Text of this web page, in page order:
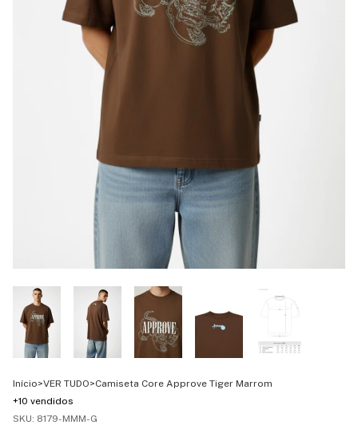
Início>VER TUDO>Camiseta Core Approve Tiger Marrom
+10 vendidos
SKU: 8179-MMM-G